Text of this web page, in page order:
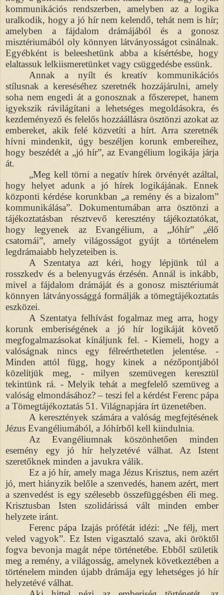
kommunikációs rendszerben, amelyben az a logika
uralkodik, hogy a jó hír nem kelendő, tehát nem is hír;
amelyben a fájdalom drámájából és a gonosz
misztériumából oly könnyen látványosságot csinálnak.
Egyébként is beleeshetünk abba a kísértésbe, hogy
elaltassuk lelkiismeretünket vagy csüggedésbe essünk.
Annak a nyílt és kreatív kommunikációs
stílusnak a kereséséhez szeretnék hozzájárulni, amely
soha nem engedi át a gonosznak a főszerepet, hanem
igyekszik rávilágítani a lehetséges megoldásokra, és
kezdeményező és felelős hozzáállásra ösztönzi azokat az
embereket, akik felé közvetíti a hírt. Arra szeretnék
hívni mindenkit, úgy beszéljen korunk embereihez,
hogy beszédét a „jó hír”, az Evangélium logikája járja
át.
„Meg kell törni a negatív hírek örvényét azáltal,
hogy helyet adunk a jó hírek logikájának. Ennek
központi kérdése korunkban „a remény és a bizalom”
kommunikálása”. Dokumentumában arra ösztönzi a
tájékoztatásban résztvevő keresztény tájékoztatókat,
hogy legyenek az Evangélium, a „Jóhír” „élő
csatornái”, amely világosságot gyújt a történelem
legdrámaiabb helyzeteiben is.
A Szentatya azt kéri, hogy lépjünk túl a
rosszkedv és a belenyugvás érzésén. Annál is inkább,
mivel a fájdalom drámáját és a gonosz misztériumát
könnyen látványossággá formálják a tömegtájékoztatás
eszközei.
A Szentatya felhívást fogalmaz meg arra, hogy
korunk emberiségének a jó hír logikáját követő
megfogalmazásokat kínáljunk fel. - Kiemeli, hogy a
valóságnak nincs egy félreérthetetlen jelentése. -
Minden attól függ, hogy kinek a nézőpontjából
közelítjük meg, - milyen szemüvegen keresztül
tekintünk rá. - Melyik tehát a megfelelő szemüveg a
valóság elmondásához? – teszi fel a kérdést Ferenc pápa
a Tömegtájékoztatás 51. Világnapjára írt üzenetében.
A keresztények számára a valóság megfejtésének
Jézus Evangéliumából, a Jóhírből kell kiindulnia.
Az Evangéliumnak köszönhetően minden
esemény egy jó hír helyzetévé válhat. Az Istent
szeretőknek minden a javukra válik.
Ez a jó hír, amely maga Jézus Krisztus, nem azért
jó, mert hiányzik belőle a szenvedés, hanem azért, mert
a szenvedést is egy szélesebb összefüggésben éli meg.
Krisztusban Isten szolidárissá vált minden ember
helyzete iránt.
Ferenc pápa Izajás prófétát idézi: „Ne félj, mert
veled vagyok”. Ez Isten vigasztaló szava, aki öröktől
fogva bevonja magát népe történetébe. Ebből születik
meg a remény, a világosság, amelynek következtében a
történelem minden újabb drámája egy lehetséges jó hír
helyzetévé válhat.